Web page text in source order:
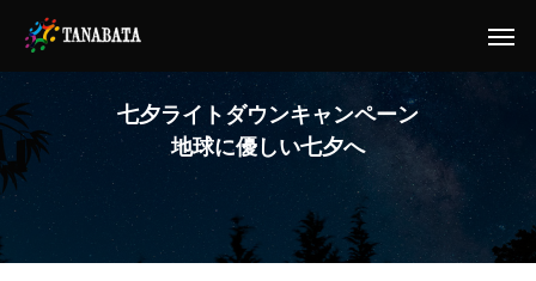
七夕ライ ト ダウンキャ ンペーン
地球に優 しい七夕へ